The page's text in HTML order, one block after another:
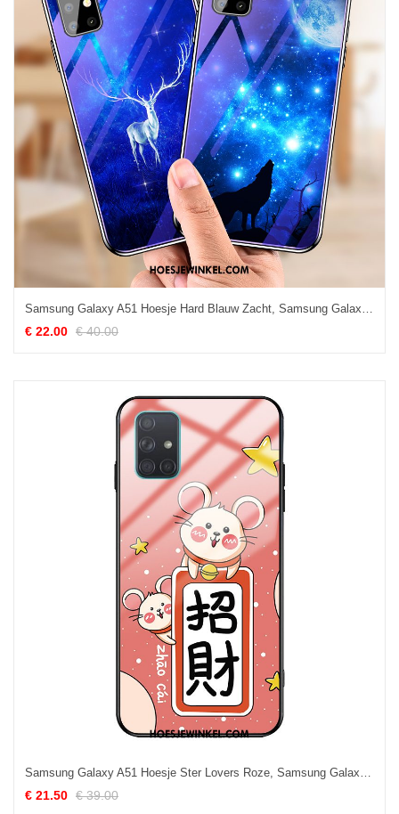
Samsung Galaxy A51 Hoesje Hard Blauw Zacht, Samsung Galaxy A51 Hoesje Hoes Glas
€ 22.00 € 40.00
Samsung Galaxy A51 Hoesje Ster Lovers Roze, Samsung Galaxy A51 Hoesje Bescherming Net Red
€ 21.50 € 39.00